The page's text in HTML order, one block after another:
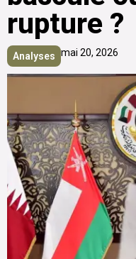
rupture ?
Analyses mai 20, 2026